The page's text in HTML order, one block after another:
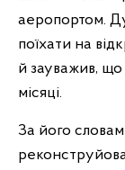
аеропортом.
поїхати на
й зауважив, що
місяці.
За його